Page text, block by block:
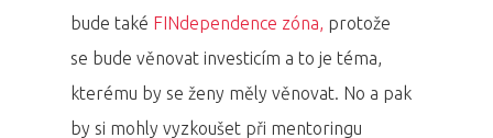
bude také FINdependence zóna, protože
se bude věnovat investicím a to je téma,
kterému by se ženy měly věnovat. No a pak
by si mohly vyzkoušet při mentoringu